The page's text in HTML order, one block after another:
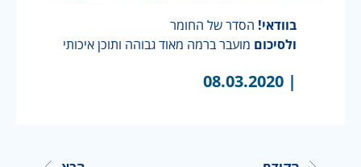
בוודאי! הסדר של החומר
ולסיכום מועבר ברמה מאוד גבוהה ותוכן איכותי
|
08.03.2020